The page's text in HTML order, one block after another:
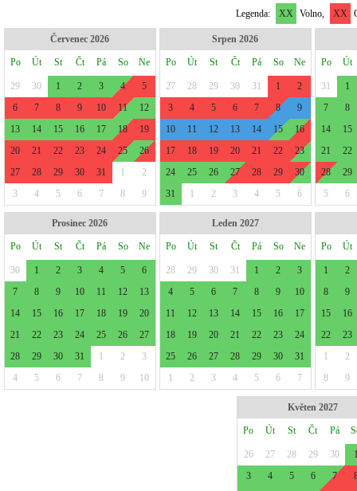
Legenda: XX Volno, XX
Červenec 2026
Po Út St Čt Pá So Ne
29 30 1 2 3 4
5
6
7 8 9 10 11
12
13
14 15 16 17 18
19
20
21 22 23 24 25
26
27
28 29 30 31 1
2
3
4 5 6 7 8 9
Srpen 2026
Po Út St Čt Pá So Ne
27 28 29 30 31 1
2
3
4 5 6 7 8
9
10
11 12 13 14 15
16
17
18 19 20 21 22
23
24
25 26 27 28 29
30
31
1 2 3 4 5 6
Po Út
31
1
7
8
14
15
21
22
28
29
5
6
Prosinec 2026
Po Út St Čt Pá So Ne
30 1 2 3 4 5
6
7
8 9 10 11 12
13
14
15 16 17 18 19
20
21
22 23 24 25 26
27
28
29 30 31 1 2
3
4
5 6 7 8 9 10
Leden 2027
Po Út St Čt Pá So Ne
28 29 30 31 1 2
3
4
5 6 7 8 9
10
11
12 13 14 15 16
17
18
19 20 21 22 23
24
25
26 27 28 29 30
31
1
2 3 4 5 6 7
Po Út
1
2
8
9
15
16
22
23
1
2
8
9
Květen 2027
Po Út St Čt Pá
26 27 28 29 30
3
4 5 6 7